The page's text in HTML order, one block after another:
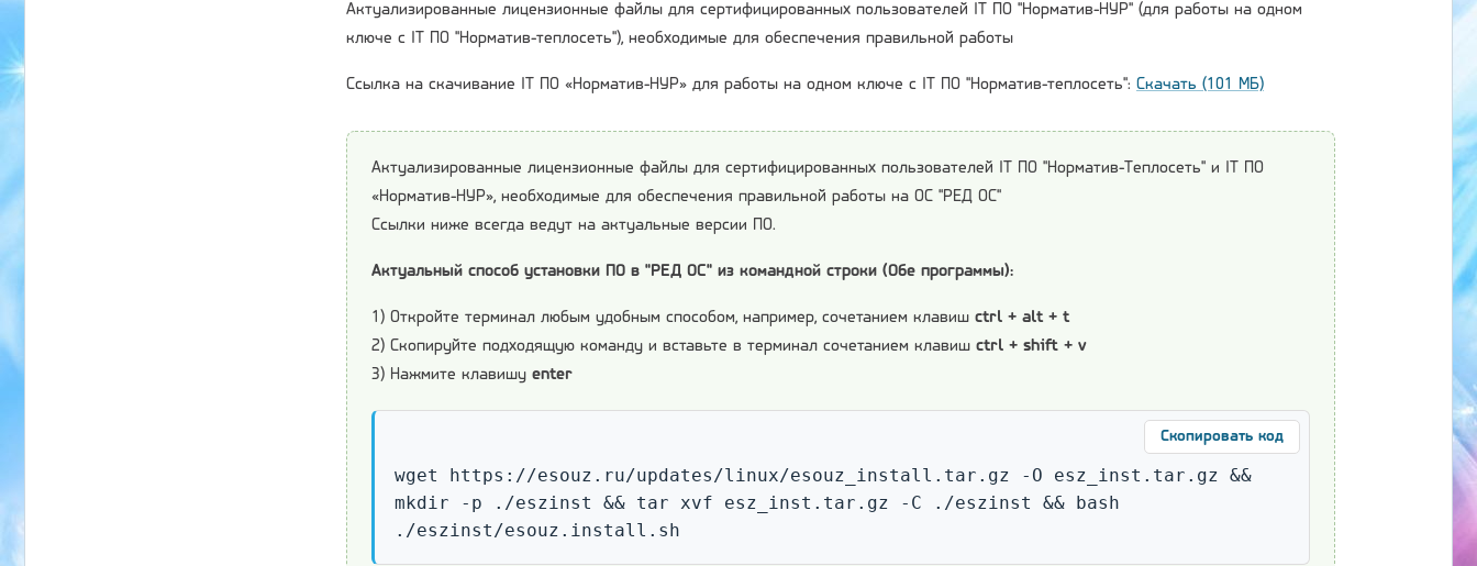
Актуализированные лицензионные файлы для сертифицированных пользователей IT ПО "Норматив-НУР" (для работы на одном
ключе с IT ПО "Норматив-теплосеть"), необходимые для обеспечения правильной работы
Ссылка на скачивание IT ПО «Норматив-НУР» для работы на одном ключе с IT ПО "Норматив-теплосеть": Скачать (101 МБ)
Актуализированные лицензионные файлы для сертифицированных пользователей IT ПО "Норматив-Теплосеть" и IT ПО
«Норматив-НУР», необходимые для обеспечения правильной работы на ОС "РЕД ОС"
Ссылки ниже всегда ведут на актуальные версии ПО.
Актуальный способ установки ПО в "РЕД ОС" из командной строки (Обе программы):
1) Откройте терминал любым удобным способом, например, сочетанием клавиш ctrl + alt + t
2) Скопируйте подходящую команду и вставьте в терминал сочетанием клавиш ctrl + shift + v
3) Нажмите клавишу enter
Скопировать код
wget https://esouz.ru/updates/linux/esouz_install.tar.gz -O esz_inst.tar.gz &&
mkdir -p ./eszinst && tar xvf esz_inst.tar.gz -C ./eszinst && bash
./eszinst/esouz.install.sh